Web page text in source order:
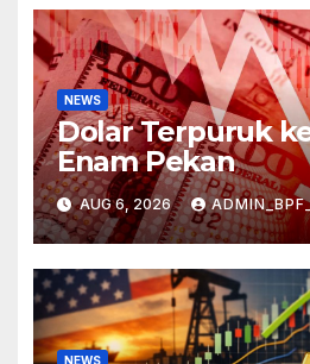
NEWS
Dolar Terpuruk
Enam Pekan
AUG 6, 2026
NEWS